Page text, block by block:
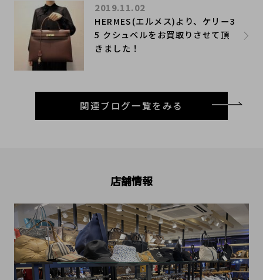
HERMES(エルメス)より、ケリー3
5 クシュベルをお買取りさせて頂
きました！
2019.11.02
関連ブログ一覧をみる
店舗情報